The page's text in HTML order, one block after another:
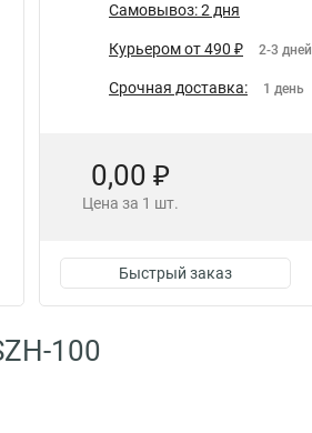
Самовывоз: 2 дня
Курьером от 490 ₽ 2-3 дней
Срочная доставка: 1 день
0,00 ₽
Цена за 1 шт.
Быстрый заказ
100